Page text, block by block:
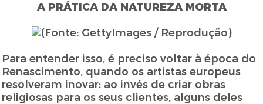
A PRÁTICA DA NATUREZA MORTA
Para entender isso, é preciso voltar à época do
Renascimento, quando os artistas europeus
resolveram inovar: ao invés de criar obras
religiosas para os seus clientes, alguns deles